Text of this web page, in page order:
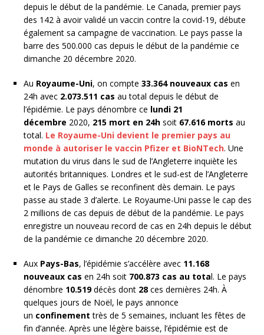
depuis le début de la pandémie. Le Canada, premier pays
des 142 à avoir validé un vaccin contre la covid-19, débute
également sa campagne de vaccination. Le pays passe la
barre des 500.000 cas depuis le début de la pandémie ce
dimanche 20 décembre 2020.
Au Royaume-Uni, on compte 33.364 nouveaux cas en
24h avec 2.073.511 cas au total depuis le début de
l’épidémie. Le pays dénombre ce lundi 21
décembre 2020, 215 mort en 24h soit 67.616 morts au
total. Le Royaume-Uni devient le premier pays au
monde à autoriser le vaccin Pfizer et BioNTech. Une
mutation du virus dans le sud de l’Angleterre inquiète les
autorités britanniques. Londres et le sud-est de l’Angleterre
et le Pays de Galles se reconfinent dès demain. Le pays
passe au stade 3 d’alerte. Le Royaume-Uni passe le cap des
2 millions de cas depuis de début de la pandémie. Le pays
enregistre un nouveau record de cas en 24h depuis le début
de la pandémie ce dimanche 20 décembre 2020.
Aux Pays-Bas, l’épidémie s’accélère avec 11.168
nouveaux cas en 24h soit 700.873 cas au total. Le pays
dénombre 10.519décès dont 28 ces dernières 24h. À
quelques jours de Noël, le pays annonce
un confinement très de 5 semaines, incluant les fêtes de
fin d’année. Après une légère baisse, l’épidémie est de